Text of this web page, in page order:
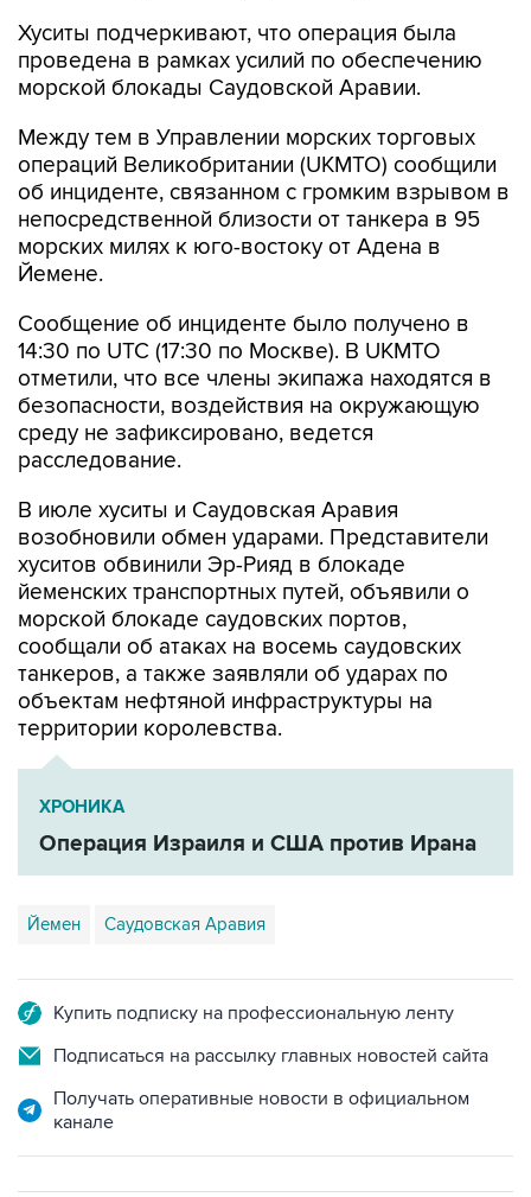
Хуситы подчеркивают, что операция была
проведена в рамках усилий по обеспечению
морской блокады Саудовской Аравии.
Между тем в Управлении морских торговых
операций Великобритании (UKMTO) сообщили
об инциденте, связанном с громким взрывом в
непосредственной близости от танкера в 95
морских милях к юго-востоку от Адена в
Йемене.
Сообщение об инциденте было получено в
14:30 по UTC (17:30 по Москве). В UKMTO
отметили, что все члены экипажа находятся в
безопасности, воздействия на окружающую
среду не зафиксировано, ведется
расследование.
В июле хуситы и Саудовская Аравия
возобновили обмен ударами. Представители
хуситов обвинили Эр-Рияд в блокаде
йеменских транспортных путей, объявили о
морской блокаде саудовских портов,
сообщали об атаках на восемь саудовских
танкеров, а также заявляли об ударах по
объектам нефтяной инфраструктуры на
территории королевства.
ХРОНИКА
Операция Израиля и США против Ирана
Йемен Саудовская Аравия
Купить подписку на профессиональную ленту
Подписаться на рассылку главных новостей сайта
Получать оперативные новости в официальном
канале